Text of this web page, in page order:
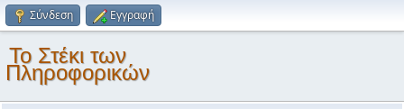
Σύνδεση Εγγραφή
Το Στέκι των
Πληροφορικών